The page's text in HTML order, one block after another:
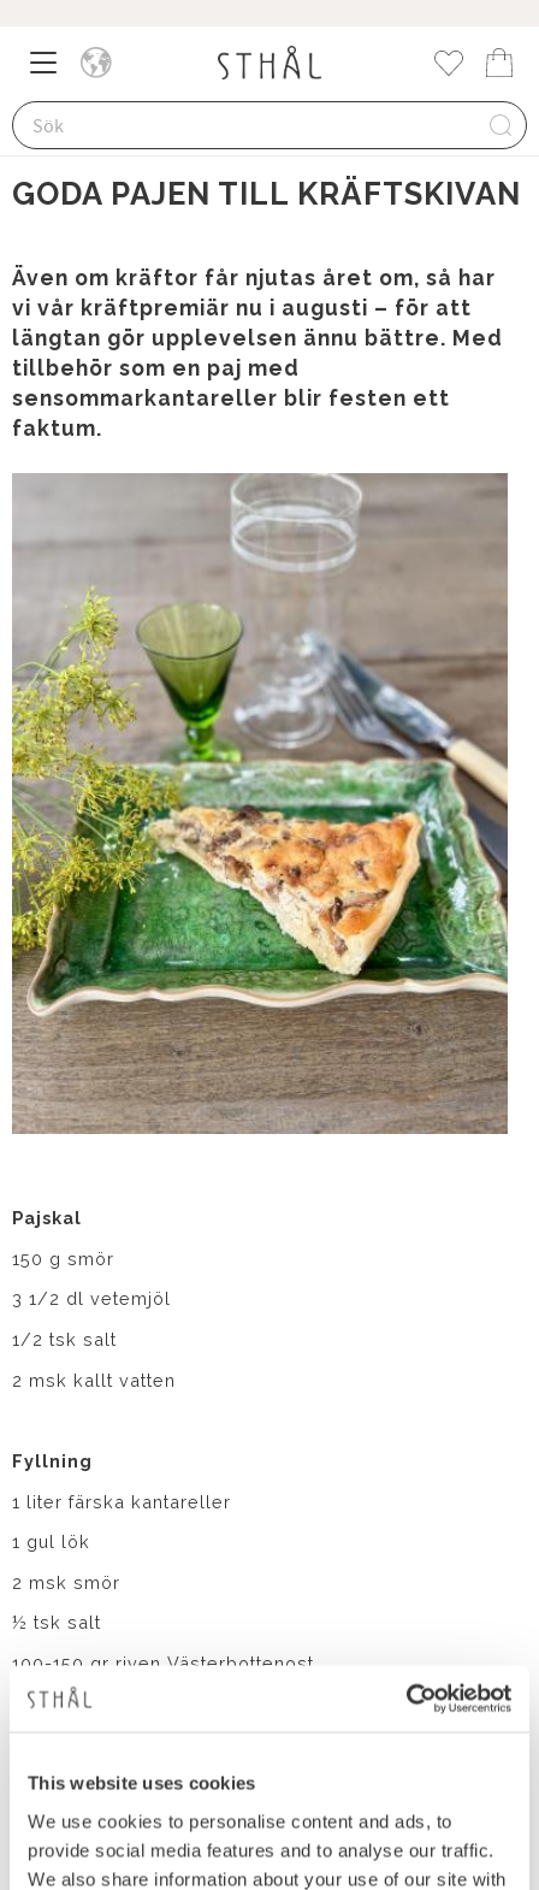
This website uses cookies
We use cookies to personalise content and ads, to
provide social media features and to analyse our traffic.
We also share information about your use of our site with
Meny
GODA PAJEN TILL KRÄFTSKIVAN
Även om kräftor får njutas året om, så har
vi vår kräftpremiär nu i augusti – för att
längtan gör upplevelsen ännu bättre. Med
tillbehör som en paj med
sensommarkantareller blir festen ett
faktum.
Pajskal
150 g smör
3 1/2 dl vetemjöl
1/2 tsk salt
2 msk kallt vatten
Fyllning
1 liter färska kantareller
1 gul lök
2 msk smör
½ tsk salt
100-150 gr riven Västerbottenost
2 ägg
1 krm svartpeppar
Så här gör du